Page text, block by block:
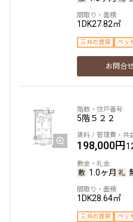
1.0ヶ月
2LDK42.39㎡
三井の賃
新着
５０７
241,000円
1DK27.82㎡
三井の賃貸 ペッ
お問合
5階５２２
198,000円
1.0ヶ月
1DK28.64㎡
三井の賃貸 ペッ